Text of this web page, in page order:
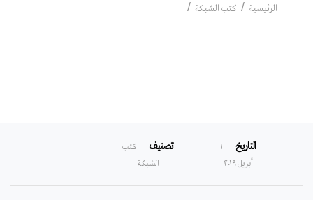
الرئيسية كتب الشبكة
التاريخ
۱
أبريل ۲۰۱۹
تصنيف
كتب
الشبكة